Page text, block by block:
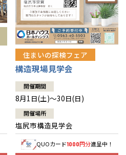
住まいの探検フェア
構造現場見学会
開催期間
8月1日(土)～30日(日)
開催場所
塩尻市構造見学会
QUOカード1000円分進呈中！